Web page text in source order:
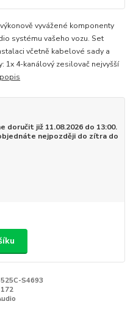
vyvážené komponenty
systému vašeho vozu. Set
včetně kabelové sady a
1x 4-kanálový zesilovač nejvyšší
doručit již 11.08.2026 do 13:00.
nejpozději do zítra do
S4693